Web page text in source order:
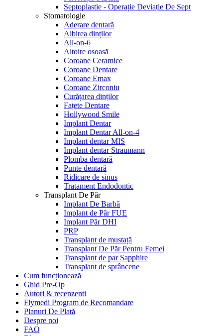
Septoplastie - Operație Deviație De Sept
Stomatologie
Aderare dentară
Albirea dinților
All-on-6
Altoire osoasă
Coroane Ceramice
Coroane Dentare
Coroane Emax
Coroane Zirconiu
Curățarea dinților
Fațete Dentare
Hollywood Smile
Implant Dentar
Implant Dentar All-on-4
Implant dentar MIS
Implant dentar Straumann
Plomba dentară
Punte dentară
Ridicare de sinus
Tratament Endodontic
Transplant De Păr
Implant De Barbă
Implant de Păr FUE
Implant Păr DHI
PRP
Transplant de mustață
Transplant De Păr Pentru Femei
Transplant de par Sapphire
Transplant de sprâncene
Cum funcționează
Ghid Pre-Op
Autori & recenzenti
Flymedi Program de Recomandare
Planuri De Plată
Despre noi
FAQ